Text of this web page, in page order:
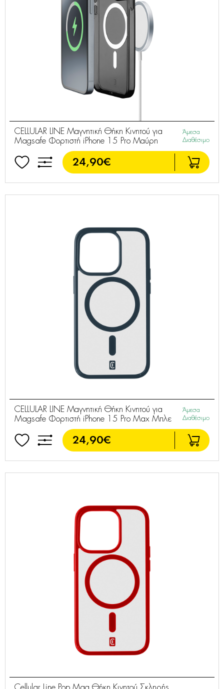
CELLULAR LINE Μαγνητική Θήκη Κινητού για
Magsafe Φορτιστή iPhone 15 Pro Μαύρη
Άμεσα
Διαθέσιμο
24,90€
CELLULAR LINE Μαγνητική Θήκη Κινητού για
Magsafe Φορτιστή iPhone 15 Pro Max Μπλε
Άμεσα
Διαθέσιμο
24,90€